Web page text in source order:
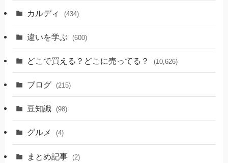
カルディ (434)
違いを学ぶ (600)
どこで買える？どこに売ってる？ (10,626)
ブログ (215)
豆知識 (98)
グルメ (4)
まとめ記事 (2)